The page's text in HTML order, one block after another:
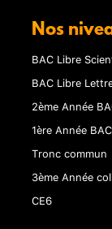
Nos
BAC Libre
BAC Libre
2ème Année
1ère Année BAC
Tronc commun
3ème Année
CE6